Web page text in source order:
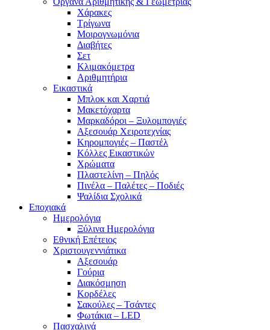
Χάρακες
Τρίγωνα
Mοιρογνωμόνια
Διαβήτες
Σετ
Κλιμακόμετρα
Αριθμητήρια
Εικαστικά
Μπλοκ και Χαρτιά
Μακετόχαρτα
Μαρκαδόροι – Ξυλομπογιές
Αξεσουάρ Χειροτεχνίας
Κηρομπογιές – Παστέλ
Κόλλες Εικαστικών
Χρώματα
Πλαστελίνη – Πηλός
Πινέλα – Παλέτες – Ποδιές
Ψαλίδια Σχολικά
Εποχιακά
Ημερολόγια
Ξύλινα Ημερολόγια
Εθνική Επέτειος
Χριστουγεννιάτικα
Αξεσουάρ
Γούρια
Διακόσμηση
Κορδέλες
Σακούλες – Τσάντες
Φωτάκια – LED
Πασχαλινά